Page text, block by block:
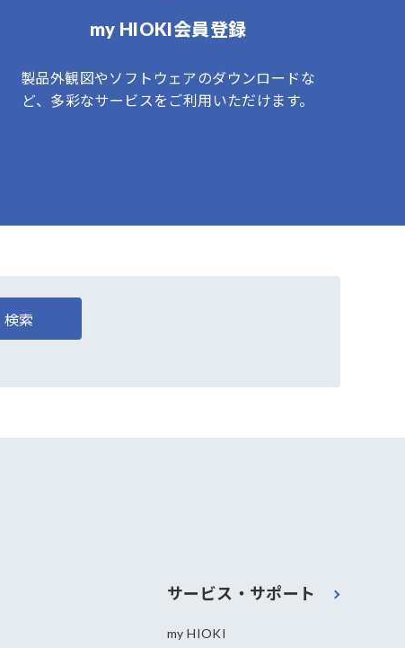
my HIOKI会員登録
製品外観図やソフトウェアのダウンロードな
ど、多彩なサービスをご利用いただけます。
検索
サービス・サポート
my HIOKI